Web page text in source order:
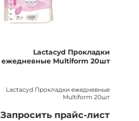
Lactacyd Прокладки
ежедневные Multiform 20шт
Lactacyd Прокладки ежедневные
Multiform 20шт
Запросить прайс-лист